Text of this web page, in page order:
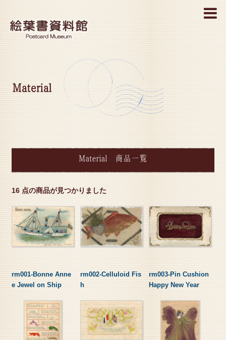
MENU
Material
Material 商品一覧
16 点の商品が見つかりました
rm001-Bonne Anne
e Jewel on Ship
rm002-Celluloid Fis
h
rm003-Pin Cushion
Happy New Year